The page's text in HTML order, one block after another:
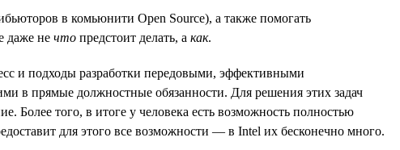
в комьюнити Open Source), а также помогать
даже не что предстоит делать, а как.
и подходы разработки передовыми, эффективными
в прямые должностные обязанности. Для решения этих задач
Более того, в итоге у человека есть возможность полностью
для этого все возможности — в Intel их бесконечно много.